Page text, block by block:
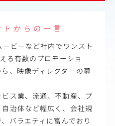
からの一言
ビーなど社内でワンスト
る有数のプロモーショ
、映像ディレクターの募
ス業、流通、不動産、プ
治体など幅広く、会社規
バラエティに富んでおり